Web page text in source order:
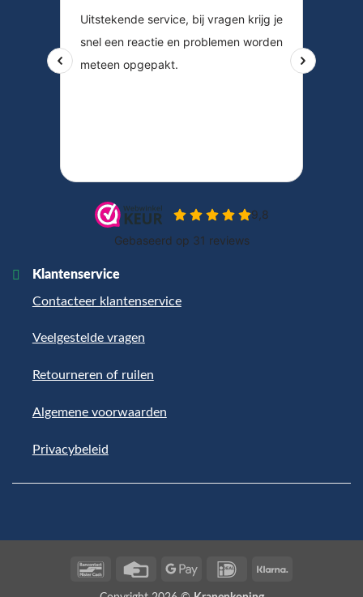
Klantenservice
Contacteer klantenservice
Veelgestelde vragen
Retourneren of ruilen
Algemene voorwaarden
Privacybeleid
BancontactCredit
Google
IDeal